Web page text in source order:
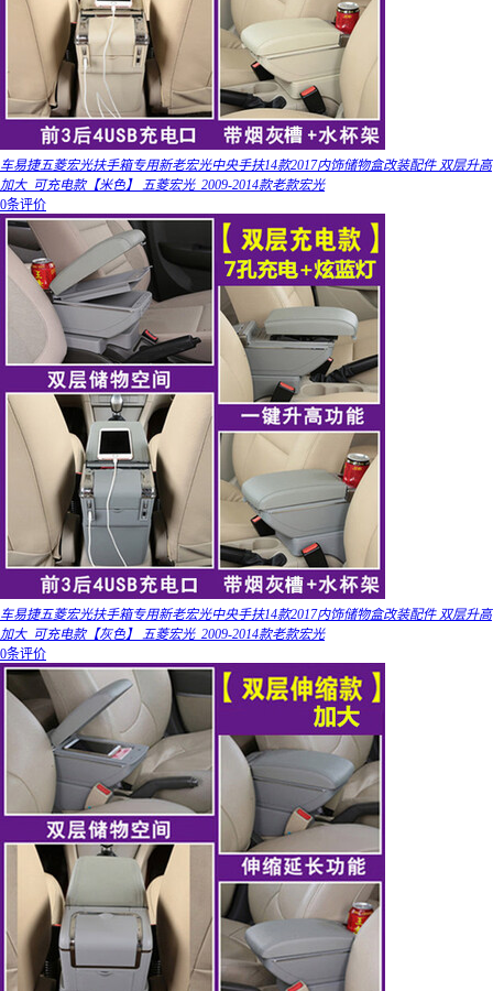
车易捷五菱宏光扶手箱专用新老宏光中央手扶14款2017内饰储物盒改装配件 双层升高
加大_可充电款【米色】 五菱宏光_2009-2014款老款宏光
0条评价
车易捷五菱宏光扶手箱专用新老宏光中央手扶14款2017内饰储物盒改装配件 双层升高
加大_可充电款【灰色】 五菱宏光_2009-2014款老款宏光
0条评价